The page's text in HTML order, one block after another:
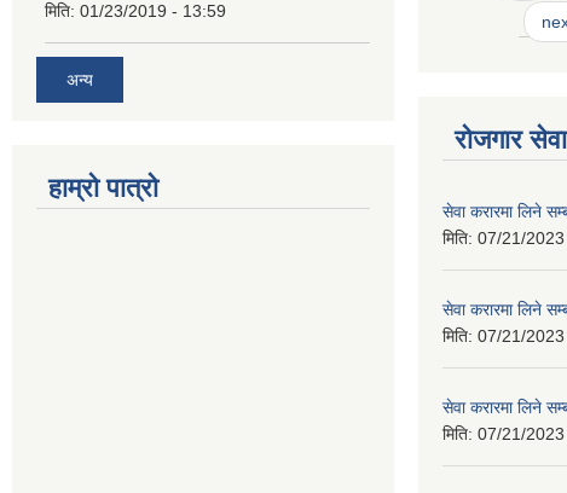
मिति: 01/23/2019 - 13:59
अन्य
हाम्रो पात्रो
रोजगार
सेवा करारमा लिने
मिति: 07/21/
सेवा करारमा लिने
मिति: 07/21/
सेवा करारमा लिने
मिति: 07/21/